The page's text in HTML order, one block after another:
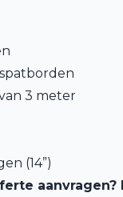
3 meter
(14”)